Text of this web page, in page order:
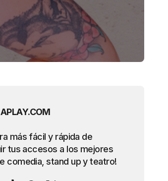
más fácil y rápida de
tus accesos a los mejores
comedia, stand up y teatro!